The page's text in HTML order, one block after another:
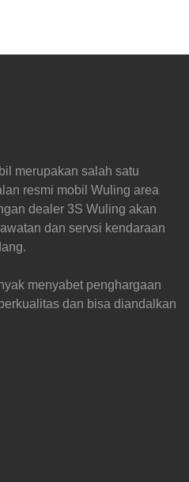
merupakan salah satu
resmi mobil Wuling area
dealer 3S Wuling akan
dan servsi kendaraan
menyabet penghargaan
dan bisa diandalkan